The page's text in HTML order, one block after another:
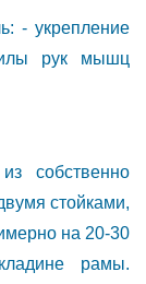
- укрепление
рук мышц
собственно
стойками,
на 20-30
рамы.